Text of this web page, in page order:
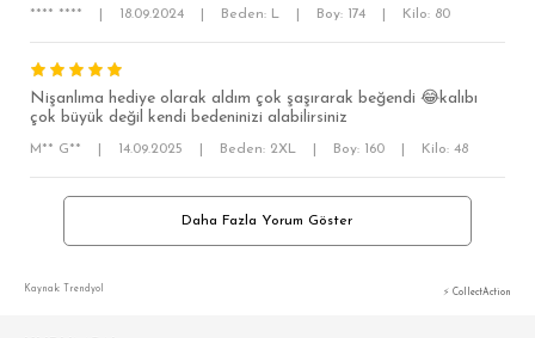
**** **** 18.09.2024 Beden: L Boy: 174 Kilo: 80
Nişanlıma hediye olarak aldım çok şaşırarak beğendi 😂kalıbı
çok büyük değil kendi bedeninizi alabilirsiniz
M** G** 14.09.2025 Beden: 2XL Boy: 160 Kilo: 48
Daha Fazla Yorum Göster
Kaynak: Trendyol ⚡ CollectAction